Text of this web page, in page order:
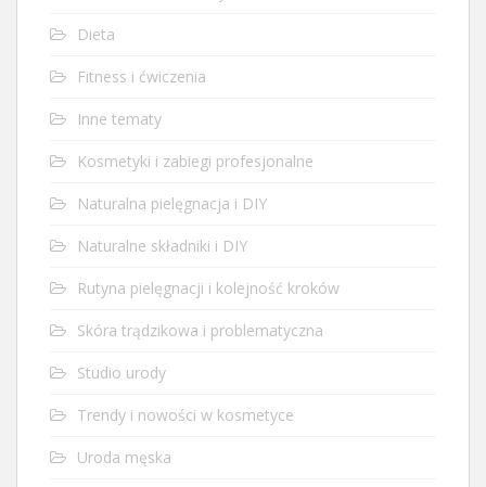
Dieta
Fitness i ćwiczenia
Inne tematy
Kosmetyki i zabiegi profesjonalne
Naturalna pielęgnacja i DIY
Naturalne składniki i DIY
Rutyna pielęgnacji i kolejność kroków
Skóra trądzikowa i problematyczna
Studio urody
Trendy i nowości w kosmetyce
Uroda męska